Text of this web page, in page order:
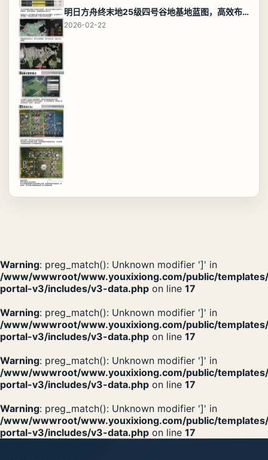
明日方舟终末地25级四号谷地基地蓝图，高效布局规划
2026-02-22
Warning: preg_match(): Unknown modifier ']' in
/www/wwwroot/www.youxixiong.com/public/
portal-v3/includes/v3-data.php on line 17
Warning: preg_match(): Unknown modifier ']' in
/www/wwwroot/www.youxixiong.com/public/
portal-v3/includes/v3-data.php on line 17
Warning: preg_match(): Unknown modifier ']' in
/www/wwwroot/www.youxixiong.com/public/
portal-v3/includes/v3-data.php on line 17
Warning: preg_match(): Unknown modifier ']' in
/www/wwwroot/www.youxixiong.com/public/
portal-v3/includes/v3-data.php on line 17